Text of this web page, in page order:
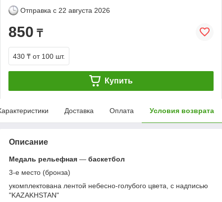
Отправка с 22 августа 2026
850 ₸
430 ₸ от 100 шт.
Купить
Доставка Оплата Условия возврата
Описание
Медаль рельефная ― баскетбол
3-е место (бронза)
укомплектована лентой небесно-голубого цвета, с надписью
"KAZAKHSTAN"